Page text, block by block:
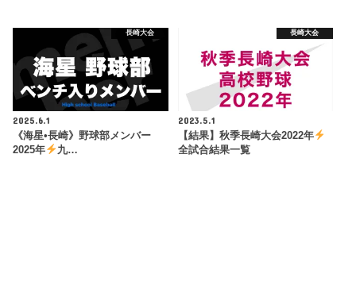
長崎大会
2025.6.1
《海星•長崎》野球部メンバー
2025年
九…
長崎大会
2023.5.1
【結果】秋季長崎大会2022年
全試合結果一覧